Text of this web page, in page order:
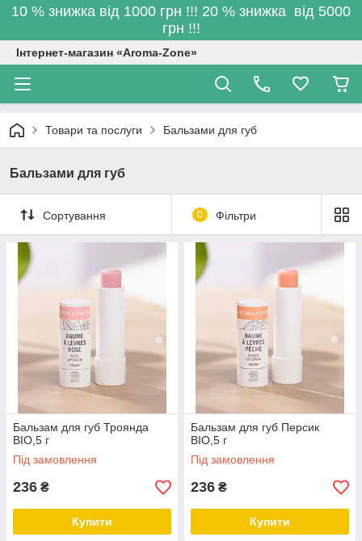
10 % знижка від 1000 грн !!! 20 % знижка від 5000
грн !!!
Інтернет-магазин «Aroma-Zone»
Товари та послуги Бальзами для губ
Бальзами для губ
Сортування 0 Фільтри
Бальзам для губ Троянда
BIO,5 г
Під замовлення
236 ₴
Купити
Бальзам для губ Персик
BIO,5 г
Під замовлення
236 ₴
Купити